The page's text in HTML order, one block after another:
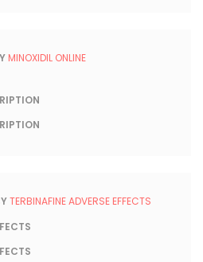
MINOXIDIL ONLINE
TERBINAFINE ADVERSE EFFECTS